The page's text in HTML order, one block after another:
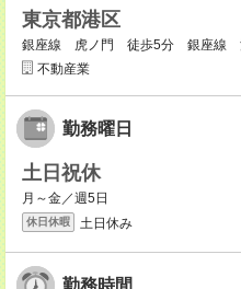
東京都港区
銀座線 虎ノ門 徒歩5分 銀座線
不動産業
勤務曜日
土日祝休
月～金／週5日
休日休暇 土日休み
勤務時間